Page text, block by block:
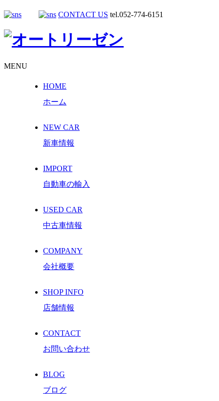
CONTACT US tel.052-774-6151
MENU
HOME
ホーム
NEW CAR
新車情報
IMPORT
自動車の輸入
USED CAR
中古車情報
COMPANY
会社概要
SHOP INFO
店舗情報
CONTACT
お問い合わせ
BLOG
ブログ